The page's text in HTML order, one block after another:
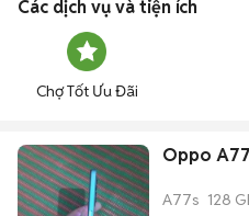
Các dịch vụ và tiện ích
Chợ Tốt Ưu Đãi
Oppo
A77s 128